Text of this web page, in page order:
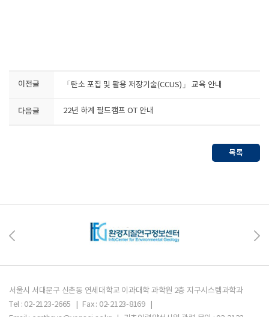
이전글 「탄소 포집 및 활용 저장기술(CCUS)」 교육 안내
다음글 22년 하계 필드캠프 OT 안내
목록
서울시 서대문구 신촌동 연세대학교 이과대학 과학원 2층 지구시스템과학과
Tel : 02-2123-2665 | Fax : 02-2123-8169 |